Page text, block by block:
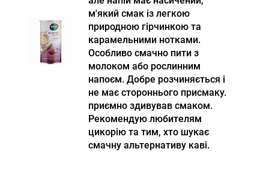
м'який смак із легкою
природною гірчинкою та
карамельними нотками.
Особливо смачно пити з
молоком або рослинним
напоєм. Добре розчиняється і
не має стороннього присмаку.
приємно здивував смаком.
Рекомендую любителям
цикорію та тим, хто шукає
смачну альтернативу каві.